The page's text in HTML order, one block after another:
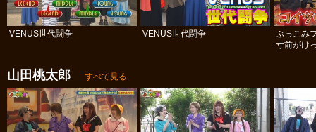
VENUS世代闘争 VENUS世代闘争
ぶっこみ
寸前がけ
山田桃太郎 すべて見る